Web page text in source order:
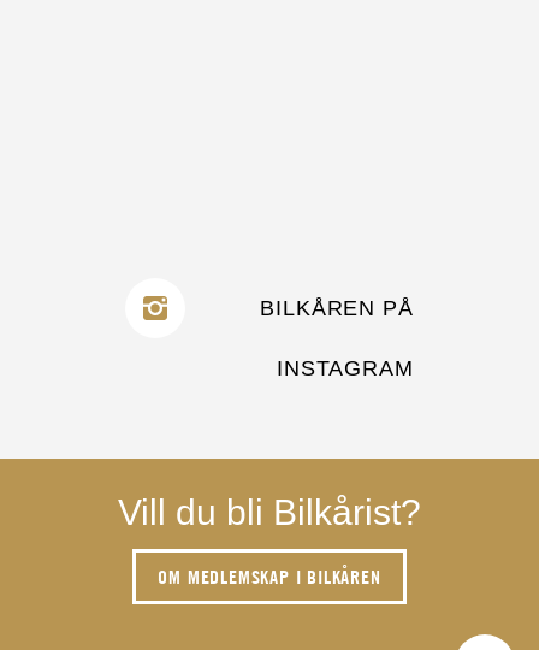
BILKÅREN PÅ
INSTAGRAM
Vill du bli Bilkårist?
OM MEDLEMSKAP I BILKÅREN